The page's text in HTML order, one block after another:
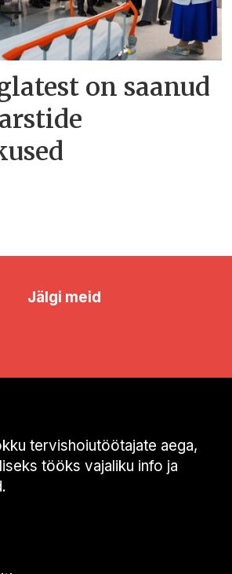
on saanud
Jälgi meid
tervishoiutöötajate aega,
tööks vajaliku info ja